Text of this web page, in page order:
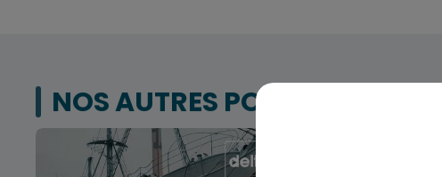
NOS AUTRES PODCASTS